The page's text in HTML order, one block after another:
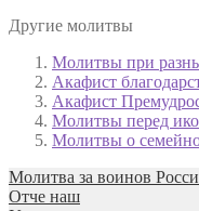
Другие молитвы
Молитвы при
Акафист
Акафист
Молитвы перед
Молитвы о
Молитва за воинов
Отче наш